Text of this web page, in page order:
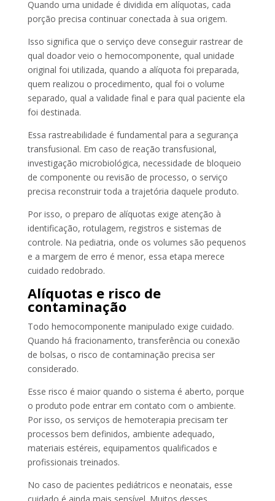
Quando uma unidade é dividida em alíquotas, cada
porção precisa continuar conectada à sua origem.
Isso significa que o serviço deve conseguir rastrear de
qual doador veio o hemocomponente, qual unidade
original foi utilizada, quando a alíquota foi preparada,
quem realizou o procedimento, qual foi o volume
separado, qual a validade final e para qual paciente ela
foi destinada.
Essa rastreabilidade é fundamental para a segurança
transfusional. Em caso de reação transfusional,
investigação microbiológica, necessidade de bloqueio
de componente ou revisão de processo, o serviço
precisa reconstruir toda a trajetória daquele produto.
Por isso, o preparo de alíquotas exige atenção à
identificação, rotulagem, registros e sistemas de
controle. Na pediatria, onde os volumes são pequenos
e a margem de erro é menor, essa etapa merece
cuidado redobrado.
Alíquotas e risco de
contaminação
Todo hemocomponente manipulado exige cuidado.
Quando há fracionamento, transferência ou conexão
de bolsas, o risco de contaminação precisa ser
considerado.
Esse risco é maior quando o sistema é aberto, porque
o produto pode entrar em contato com o ambiente.
Por isso, os serviços de hemoterapia precisam ter
processos bem definidos, ambiente adequado,
materiais estéreis, equipamentos qualificados e
profissionais treinados.
No caso de pacientes pediátricos e neonatais, esse